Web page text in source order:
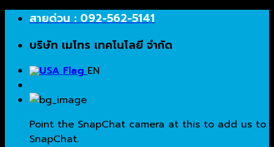
Skip
content
สายด่วน : 092-562-5141
บริษัท เมโทร เทคโนโลยี จำกัด
EN
Point the SnapChat camera at this to add us to
SnapChat.